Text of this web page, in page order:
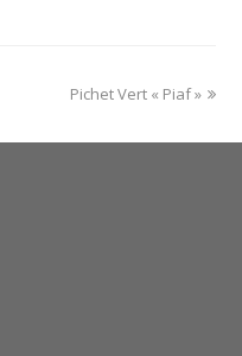
next
Pichet Vert « Piaf »